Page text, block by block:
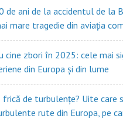
de ani de la accidentul de la
mare tragedie din aviația
cine zbori în 2025: cele mai
din Europa și din lume
frică de turbulențe? Uite care
rute din Europa, pe